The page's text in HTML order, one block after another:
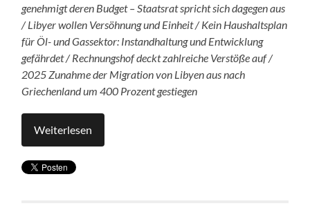
genehmigt deren Budget – Staatsrat spricht sich dagegen aus
/ Libyer wollen Versöhnung und Einheit / Kein Haushaltsplan
für Öl- und Gassektor: Instandhaltung und Entwicklung
gefährdet / Rechnungshof deckt zahlreiche Verstöße auf /
2025 Zunahme der Migration von Libyen aus nach
Griechenland um 400 Prozent gestiegen
Weiterlesen